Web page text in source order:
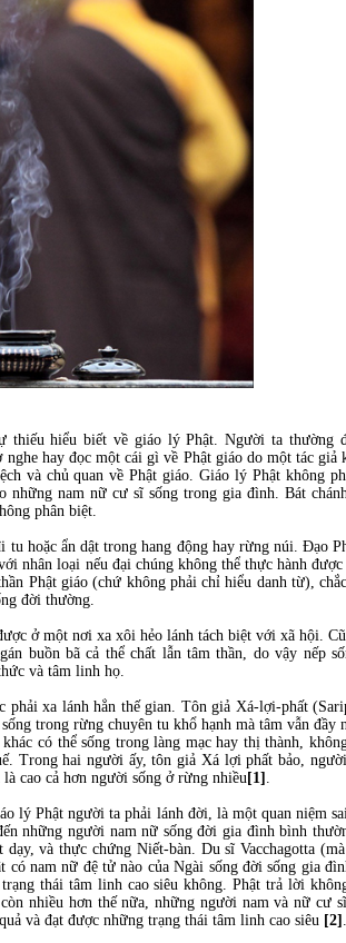
thiếu hiểu biết về giáo lý Phật. Người ta thường
hay đọc một cái gì về Phật giáo do một tác giả
và chủ quan về Phật giáo. Giáo lý Phật không
nam nữ cư sĩ sống trong gia đình. Bát
phân biệt.
hoặc ẩn dật trong hang động hay rừng núi. Ðạo
nhân loại nếu đại chúng không thể thực hành
Phật giáo (chứ không phải chỉ hiểu danh từ),
đời thường.
ở một nơi xa xôi hẻo lánh tách biệt với xã hội.
buồn bã cả thể chất lẫn tâm thần, do vậy nếp
và tâm linh họ.
phải xa lánh hẳn thế gian. Tôn giả Xá-lợi-phất
trong rừng chuyên tu khổ hạnh mà tâm vẫn đầy
có thể sống trong làng mạc hay thị thành,
Trong hai người ấy, tôn giả Xá lợi phất bảo,
cao cả hơn người sống ở rừng nhiều[1] .
lý Phật người ta phải lánh đời, là một quan niệm
những người nam nữ sống đời gia đình bình
và thực chứng Niết-bàn. Du sĩ Vacchagotta
nam nữ đệ tử nào của Ngài sống đời sống gia
thái tâm linh cao siêu không. Phật trả lời
nhiều hơn thế nữa, những người nam và nữ cư
và đạt được những trạng thái tâm linh cao siêu [2] .